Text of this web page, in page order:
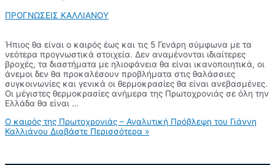
ΠΡΟΓΝΩΣΕΙΣ ΚΑΛΛΙΑΝΟΥ
Ήπιος θα είναι ο καιρός έως και τις 5 Γενάρη σύμφωνα με τα
νεότερα προγνωστικά στοιχεία. Δεν αναμένονται ιδιαίτερες
βροχές, τα διαστήματα με ηλιοφάνεια θα είναι ικανοποιητικά, οι
άνεμοι δεν θα προκαλέσουν προβλήματα στις θαλάσσιες
συγκοινωνίες και γενικά οι θερμοκρασίες θα είναι ανεβασμένες.
Οι μέγιστες θερμοκρασίες ανήμερα της Πρωτοχρονιάς σε όλη την
Ελλάδα θα είναι …
Ο καιρός της Πρωτοχρονιάς – Αναλυτική Πρόβλεψη του Γιάννη
Καλλιάνου Διαβάστε Περισσότερα »